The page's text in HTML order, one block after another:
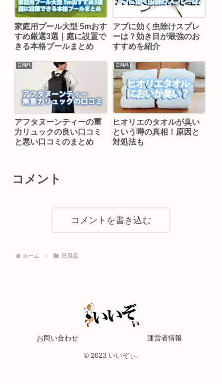
家庭用プール大型 5mおす
すめ厳選3選｜庭に設置で
きる本格プールまとめ
アブに効く虫除けスプレ
ーは？効き目が最強のお
すすめを紹介
日用品
アフタヌーンティーの重
力リュックの良い口コミ
と悪い口コミのまとめ
日用品
ヒオリエのタオルが臭い
という噂の真相！原因と
対処法も
コメント
コメントを書き込む
ホーム 日用品
お問い合わせ 運営者情報
© 2023 いいぞぃ.